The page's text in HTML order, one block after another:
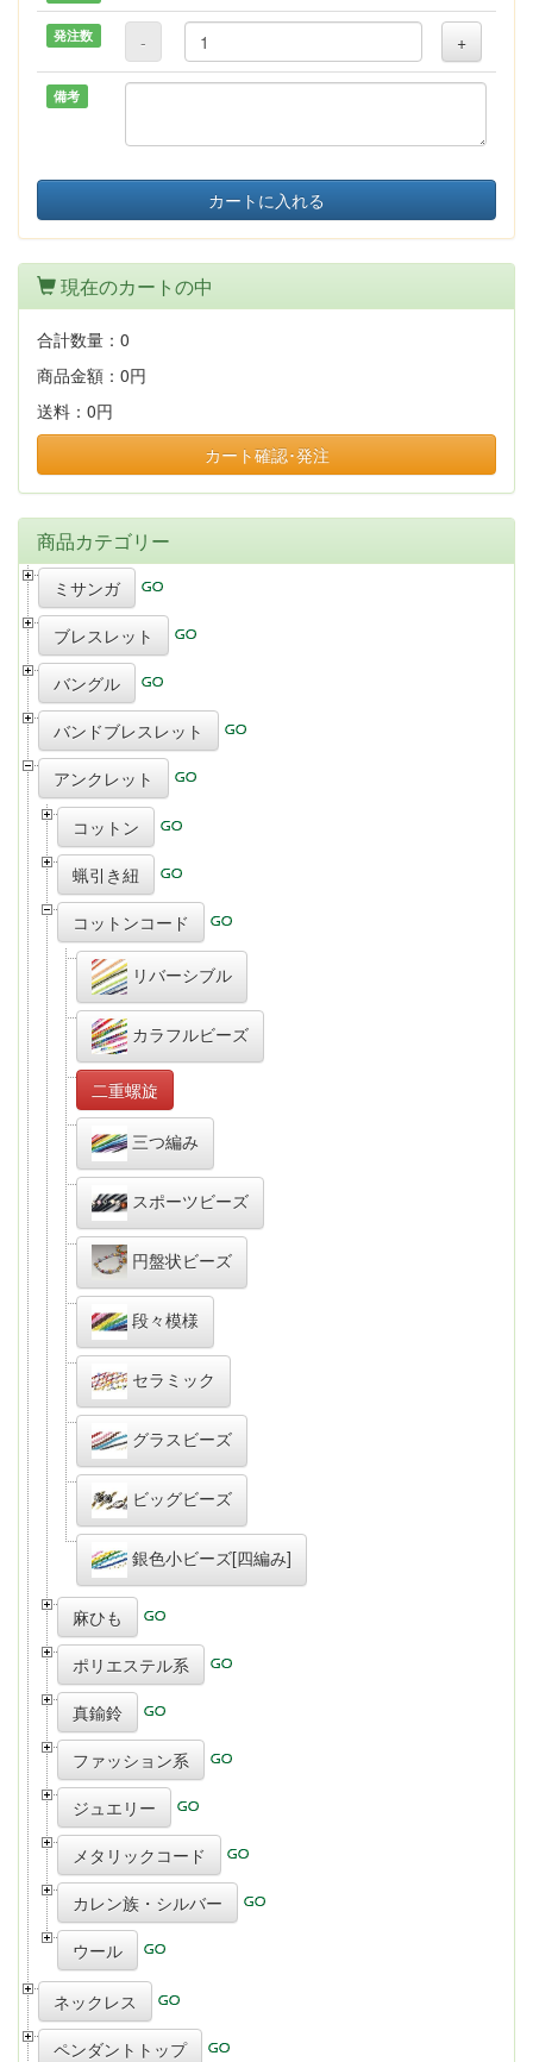
発注数 - +
備考
カートに入れる
現在のカートの中
合計数量： 0
商品金額： 0円
送料： 0円
カート確認･発注
商品カテゴリー
ミサンガ
ブレスレット
バングル
バンドブレスレット
アンクレット
コットン
蝋引き紐
コットンコード
リバーシブル
カラフルビーズ
二重螺旋
三つ編み
スポーツビーズ
円盤状ビーズ
段々模様
セラミック
グラスビーズ
ビッグビーズ
銀色小ビーズ[四編み]
麻ひも
ポリエステル系
真鍮鈴
ファッション系
ジュエリー
メタリックコード
カレン族・シルバー
ウール
ネックレス
ペンダントトップ